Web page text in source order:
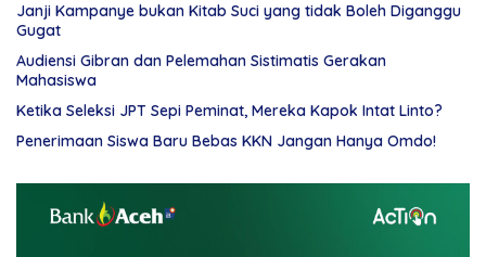
Janji Kampanye bukan Kitab Suci yang tidak Boleh Diganggu
Gugat
Audiensi Gibran dan Pelemahan Sistimatis Gerakan
Mahasiswa
Ketika Seleksi JPT Sepi Peminat, Mereka Kapok Intat Linto?
Penerimaan Siswa Baru Bebas KKN Jangan Hanya Omdo!